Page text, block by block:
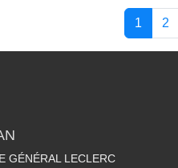
1 2
GÉNÉRAL LECLERC